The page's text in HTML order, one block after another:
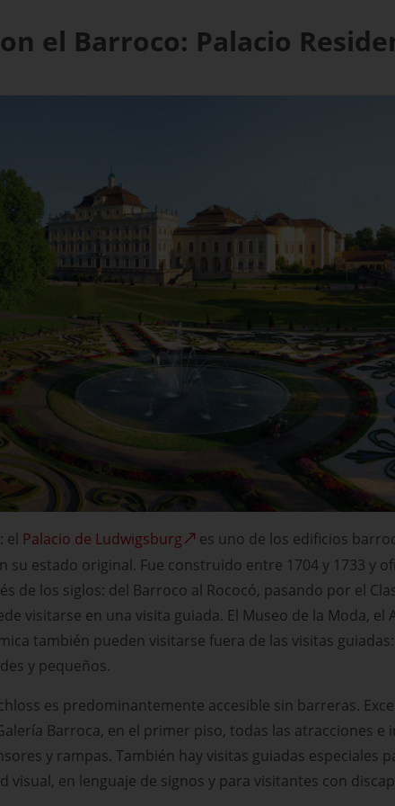
el Barroco: Palacio
el Palacio de Ludwigsburg
es uno de los edificios
su estado original. Fue construido entre 1704 y 1733 y
de los siglos: del Barroco al Rococó, pasando por el
visitarse en una visita guiada. El Museo de la Moda, el
también pueden visitarse fuera de las visitas
y pequeños.
es predominantemente accesible sin barreras.
Barroca, en el primer piso, todas las atracciones e
y rampas. También hay visitas guiadas especiales
visual, en lenguaje de signos y para visitantes con